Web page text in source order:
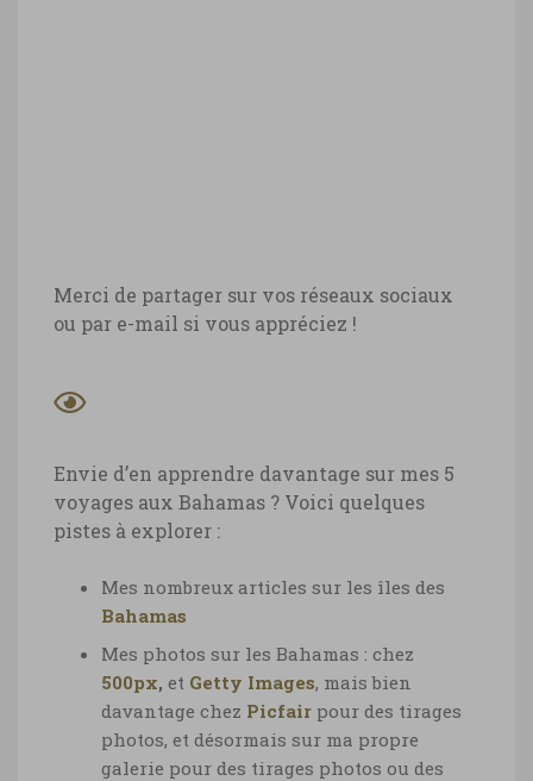
Merci de partager sur vos réseaux sociaux
ou par e-mail si vous appréciez !
Envie d’en apprendre davantage sur mes 5
voyages aux Bahamas ? Voici quelques
pistes à explorer :
Mes nombreux articles sur les îles des
Bahamas
Mes photos sur les Bahamas : chez
500px, et Getty Images, mais bien
davantage chez Picfair pour des tirages
photos, et désormais sur ma propre
galerie pour des tirages photos ou des